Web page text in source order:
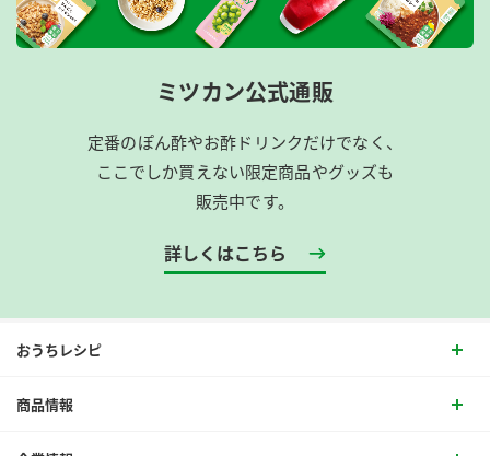
ミツカン公式通販
定番のぽん酢やお酢ドリンクだけでなく、
ここでしか買えない限定商品やグッズも
販売中です。
詳しくはこちら
おうちレシピ
商品情報